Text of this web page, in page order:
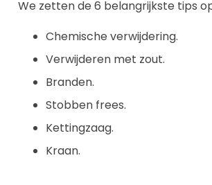
We zetten de 6 belangrijkste tips
Chemische verwijdering.
Verwijderen met zout.
Branden.
Stobben frees.
Kettingzaag.
Kraan.